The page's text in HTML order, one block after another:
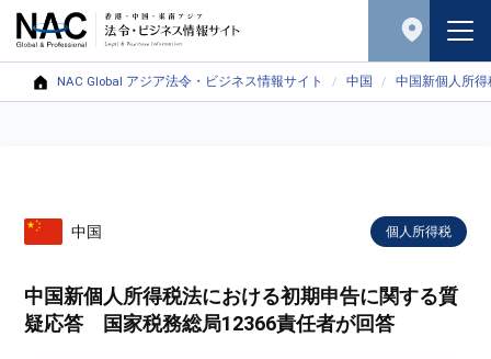
NAC Global アジア法令・ビジネス情報サイト 中国 中国新個人所
中国 個人所得税
中国新個人所得税法における初期申告に関する質
疑応答 国家税務総局12366責任者が回答